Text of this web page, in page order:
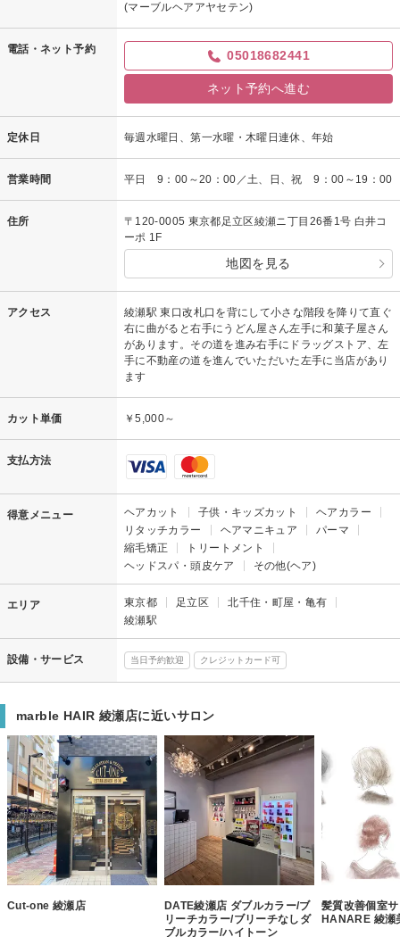
(マーブルヘアアヤセテン)
電話・ネット予約 05018682441
ネット予約へ進む
定休日 毎週水曜日、第一水曜・木曜日連休、年始
営業時間 平日 9：00～20：00／土、日、祝 9：00～19：00
住所
〒120-0005 東京都足立区綾瀬ニ丁目26番1号 白井コ
ーポ 1F
地図を見る
アクセス
綾瀬駅 東口改札口を背にして小さな階段を降りて直ぐ
右に曲がると右手にうどん屋さん左手に和菓子屋さん
があります。その道を進み右手にドラッグストア、左
手に不動産の道を進んでいただいた左手に当店があり
ます
カット単価 ￥5,000～
支払方法
得意メニュー ヘアカット 子供・キッズカット
ヘアカラー
リタッチカラー
ヘアマニキュア
パーマ
縮毛矯正
トリートメント
ヘッドスパ・頭皮ケア
その他(ヘア)
エリア 東京都 足立区
北千住・町屋・亀有
綾瀬駅
設備・サービス 当日予約歓迎 クレジットカード可
marble HAIR 綾瀬店に近いサロン
Cut-one 綾瀬店
DATE綾瀬店 ダブルカラー/ブ
リーチカラー/ブリーチなしダ
ブルカラー/ハイトーン
髪質改善個室
HANARE 綾瀬